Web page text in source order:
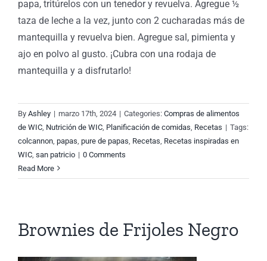
papa, tritúrelos con un tenedor y revuelva. Agregue ½
taza de leche a la vez, junto con 2 cucharadas más de
mantequilla y revuelva bien. Agregue sal, pimienta y
ajo en polvo al gusto. ¡Cubra con una rodaja de
mantequilla y a disfrutarlo!
By Ashley | marzo 17th, 2024 | Categories: Compras de alimentos
de WIC Nutrición de WIC Planificación de comidas Recetas | Tags:
colcannon papas pure de papas Recetas Recetas inspiradas en
WIC san patricio | 0 Comments
Read More
Brownies de Frijoles Negro